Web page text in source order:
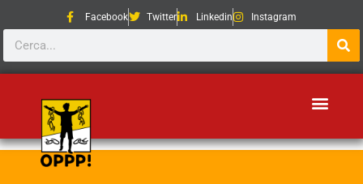
Facebook Twitter Linkedin Instagram